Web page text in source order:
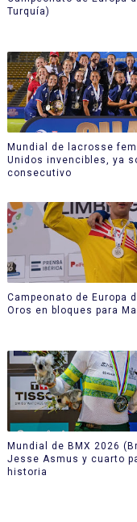
Turquía)
Mundial de lacrosse
Unidos invencibles, ya
consecutivo
Campeonato de Europa
Oros en bloques para
Mundial de BMX 2026
Jesse Asmus y cuarto
historia